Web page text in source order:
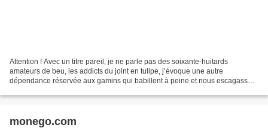
Attention ! Avec un titre pareil, je ne parle pas des soixante-huitards
amateurs de beu, les addicts du joint en tulipe, j’évoque une autre
dépendance réservée aux gamins qui babillent à peine et nous escagassent
monego.com